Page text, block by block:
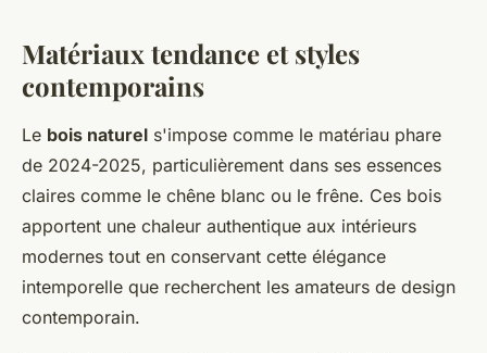
Matériaux tendance et styles
contemporains
Le bois naturel s'impose comme le matériau phare
de 2024-2025, particulièrement dans ses essences
claires comme le chêne blanc ou le frêne. Ces bois
apportent une chaleur authentique aux intérieurs
modernes tout en conservant cette élégance
intemporelle que recherchent les amateurs de design
contemporain.